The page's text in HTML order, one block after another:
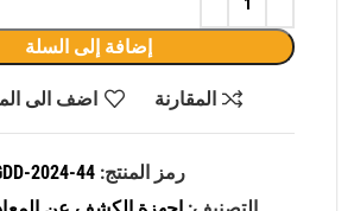
إضافة إلى السلة
المقارنة اضف الى
رمز المنتج:2024-44